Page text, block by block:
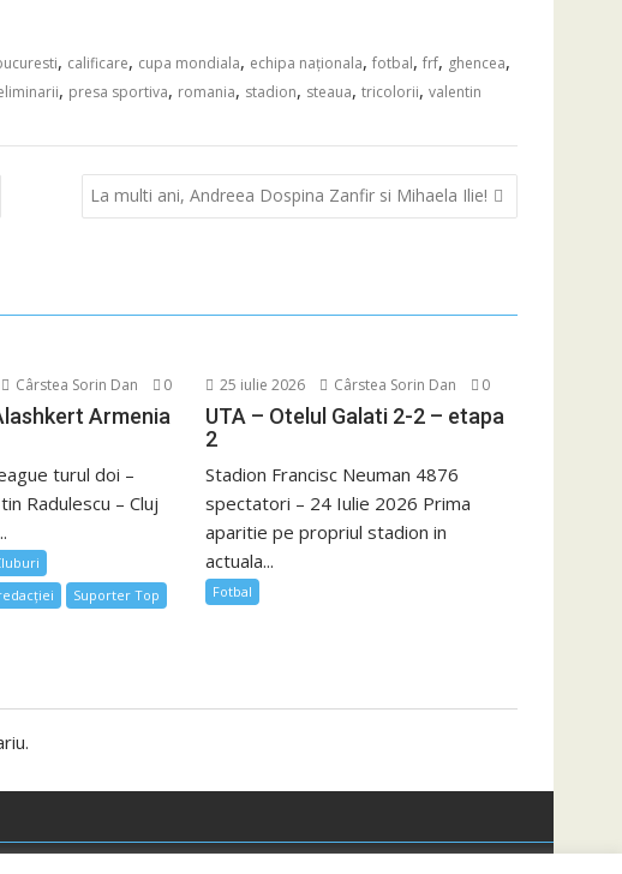
, calificare, cupa mondiala, echipa naționala,fotbal,frf, ghencea,
, presa sportiva, romania, stadion, steaua,tricolorii,valentin
La multi ani, Andreea Dospina Zanfir si Mihaela Ilie!
Cârstea Sorin Dan 0
Armenia
turul doi –
Radulescu – Cluj
Suporter Top
25 iulie 2026 Cârstea Sorin Dan 0
UTA – Otelul Galati 2-2 – etapa
2
Stadion Francisc Neuman 4876
spectatori – 24 Iulie 2026 Prima
aparitie pe propriul stadion in
actuala...
Fotbal